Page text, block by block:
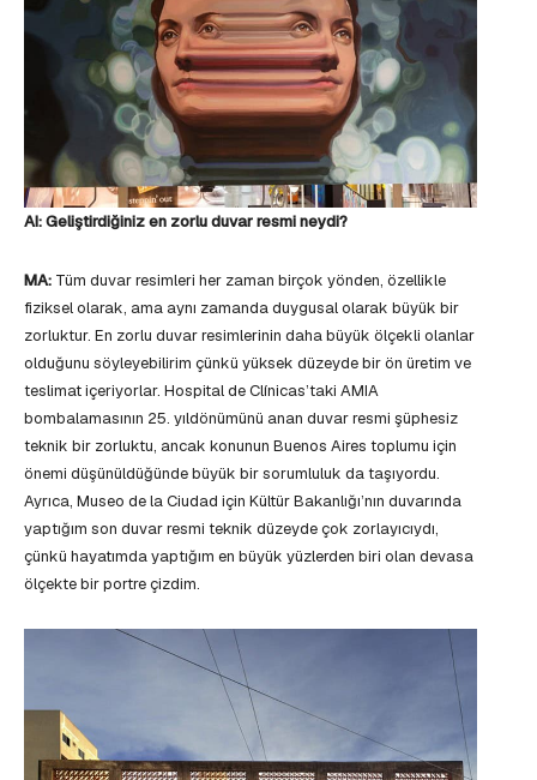
AI: Geliştirdiğiniz en zorlu duvar resmi neydi?
MA: Tüm duvar resimleri her zaman birçok yönden, özellikle
fiziksel olarak, ama aynı zamanda duygusal olarak büyük bir
zorluktur. En zorlu duvar resimlerinin daha büyük ölçekli olanlar
olduğunu söyleyebilirim çünkü yüksek düzeyde bir ön üretim ve
teslimat içeriyorlar. Hospital de Clínicas’taki AMIA
bombalamasının 25. yıldönümünü anan duvar resmi şüphesiz
teknik bir zorluktu, ancak konunun Buenos Aires toplumu için
önemi düşünüldüğünde büyük bir sorumluluk da taşıyordu.
Ayrıca, Museo de la Ciudad için Kültür Bakanlığı’nın duvarında
yaptığım son duvar resmi teknik düzeyde çok zorlayıcıydı,
çünkü hayatımda yaptığım en büyük yüzlerden biri olan devasa
ölçekte bir portre çizdim.